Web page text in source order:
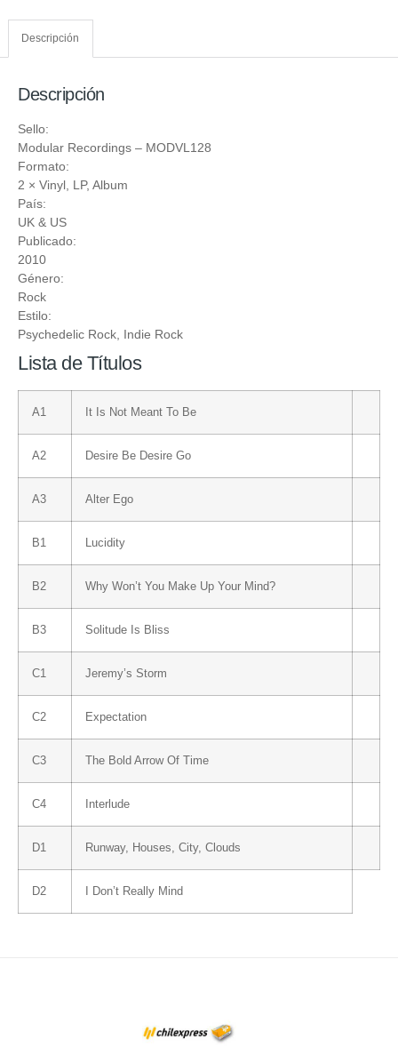
Descripción
Descripción
Sello:
Modular Recordings ‎– MODVL128
Formato:
2 × Vinyl , LP, Album
País:
UK & US
Publicado:
2010
Género:
Rock
Estilo:
Psychedelic Rock Indie Rock
Lista de Títulos
A1 It Is Not Meant To Be
A2 Desire Be Desire Go
A3 Alter Ego
B1 Lucidity
B2 Why Won’t You Make Up Your Mind?
B3 Solitude Is Bliss
C1 Jeremy’s Storm
C2 Expectation
C3 The Bold Arrow Of Time
C4 Interlude
D1 Runway, Houses, City, Clouds
D2 I Don’t Really Mind